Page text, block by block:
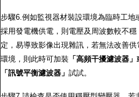
步驟6.例如監視器材裝設環境為臨時工地
採用發電機供電，則電壓及周波數較不穩
定，易導致影像出現雜訊，若無法改善供
環境，則此時可加裝 「高頻干擾濾波器」
「訊號平衡濾波器」 試試。